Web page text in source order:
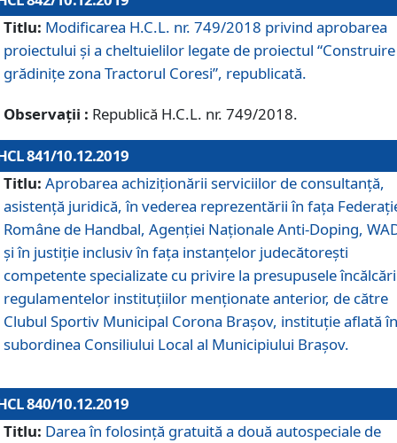
Titlu: Modificarea H.C.L. nr. 749/2018 privind aprobarea
proiectului și a cheltuielilor legate de proiectul “Construire
grădinițe zona Tractorul Coresi”, republicată.
Observații : Republică H.C.L. nr. 749/2018.
841/10.12.2019
Titlu: Aprobarea achiziționării serviciilor de consultanță,
asistență juridică, în vederea reprezentării în fața
Române de Handbal, Agenției Naționale Anti-Doping,
și în justiție inclusiv în fața instanțelor judecătorești
competente specializate cu privire la presupusele
regulamentelor instituțiilor menționate anterior, de către
Clubul Sportiv Municipal Corona Braşov, instituție aflată în
subordinea Consiliului Local al Municipiului Brașov.
840/10.12.2019
Titlu: Darea în folosință gratuită a două autospeciale de